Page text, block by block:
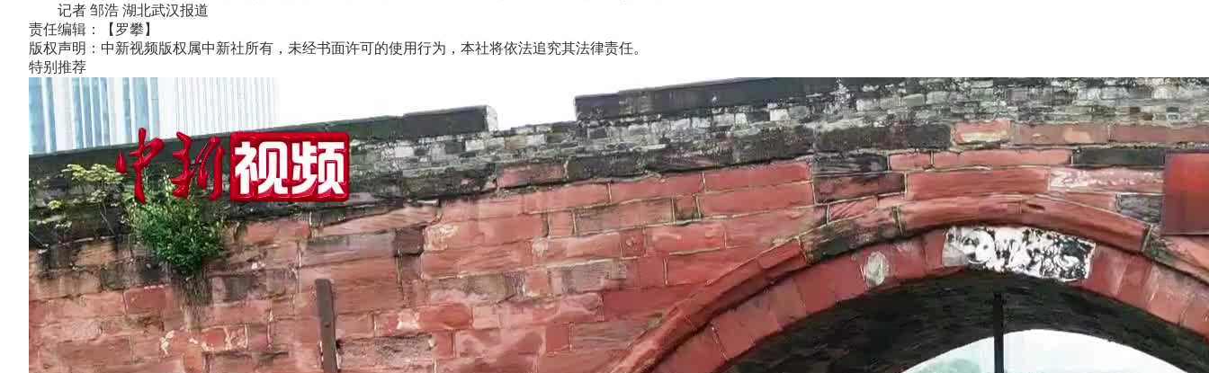
记者 邹浩 湖北武汉报道
责任编辑：【罗攀】
版权声明：中新视频版权属中新社所有，未经书面许可的使用行为，本社将依法追究其法律责任。
特别推荐